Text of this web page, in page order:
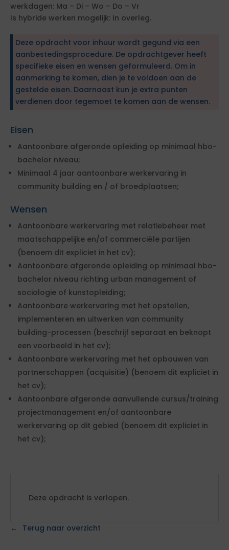
werkdagen: Ma – Di – Wo – Do – Vr
Is hybride werken mogelijk: In overleg.
Deze opdracht voor inhuur wordt gegund via een
aanbestedingsprocedure. De opdrachtgever heeft
specifieke eisen en wensen geformuleerd. Om in
aanmerking te komen, dien je te voldoen aan de
gestelde eisen. Daarnaast kun je extra punten
verdienen door tegemoet te komen aan de wensen.
Eisen
Aantoonbare afgeronde opleiding op minimaal hbo-
bachelor niveau;
Minimaal 4 jaar aantoonbare werkervaring in
community building en / of broedplaatsen;
Wensen
Aantoonbare werkervaring met relatiebeheer met
maatschappelijke en/of commerciële partijen
(benoem dit expliciet in het cv);
Aantoonbare afgeronde opleiding op minimaal hbo-
bachelor niveau richting urban management of
sociologie of kunstopleiding;
Aantoonbare werkervaring met het opstellen,
implementeren en uitwerken van community
building-processen (beschrijf separaat en beknopt
een voorbeeld in het cv);
Aantoonbare werkervaring met het opbouwen van
partnerschappen (acquisitie) (benoem dit expliciet in
het cv);
Aantoonbare afgeronde aanvullende cursus/training
projectmanagement en/of aantoonbare
werkervaring op dit gebied (benoem dit expliciet in
het cv);
Deze opdracht is verlopen.
Terug naar overzicht